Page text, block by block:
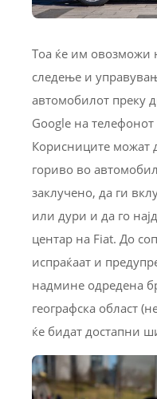
Тоа ќе им овозможи
следење и
автомобилот преку
Google на
Корисниците можат
гориво во
заклучено, да ги
или дури и да го
центар на Fiat. До
испраќаат и
надмине одредена
географска област
ќе бидат достапни